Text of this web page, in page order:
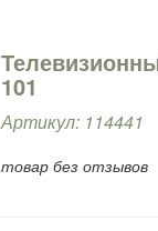
101
Артикул: 114441
товар без отзывов